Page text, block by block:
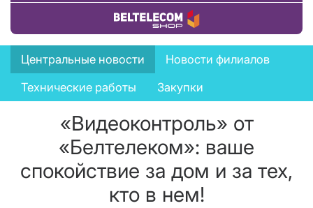
Купить товар
News
menu
Центральные новости
Новости филиалов
Технические работы
Закупки
«Видеоконтроль» от
«Белтелеком»: ваше
спокойствие за дом и за тех,
кто в нем!